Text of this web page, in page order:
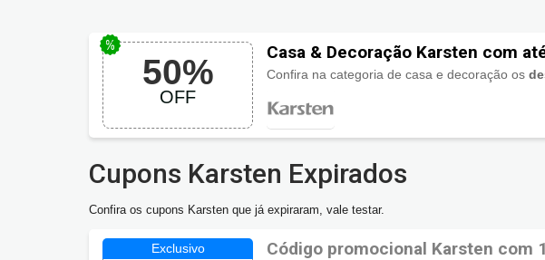
50%
OFF
Casa & Decoração Karsten com
Confira na categoria de casa e decoração os
Cupons Karsten Expirados
Confira os cupons Karsten que já expiraram, vale testar.
Código promocional Karsten com